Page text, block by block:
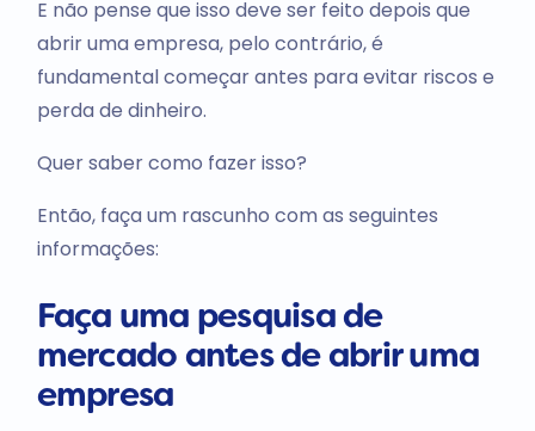
E não pense que isso deve ser feito depois que
abrir uma empresa, pelo contrário, é
fundamental começar antes para evitar riscos e
perda de dinheiro.
Quer saber como fazer isso?
Então, faça um rascunho com as seguintes
informações:
Faça uma pesquisa de
mercado antes de abrir uma
empresa